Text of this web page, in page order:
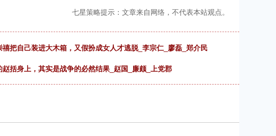
七星策略提示：文章来自网络，不代表本站观点。
把自己装进大木箱，又假扮成女人才逃脱_李宗仁_廖磊_郑介民
括身上，其实是战争的必然结果_赵国_廉颇_上党郡